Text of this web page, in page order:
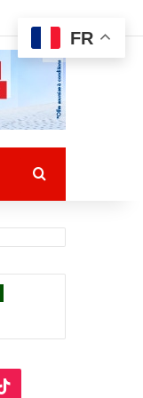
Rechercher
FR